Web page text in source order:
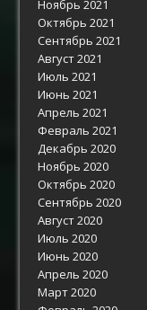
Ноябрь 2021
Октябрь 2021
Сентябрь 2021
Август 2021
Июль 2021
Июнь 2021
Апрель 2021
Февраль 2021
Декабрь 2020
Ноябрь 2020
Октябрь 2020
Сентябрь 2020
Август 2020
Июль 2020
Июнь 2020
Апрель 2020
Март 2020